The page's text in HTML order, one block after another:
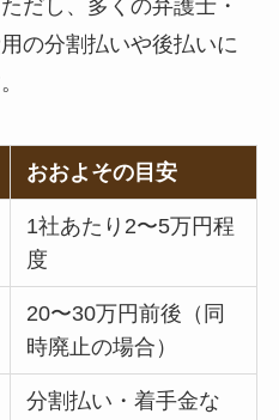
だし、多くの弁護士・
の分割払いや後払いに
おおよその目安
1社あたり2〜5万円程
度
20〜30万円前後（同
時廃止の場合）
分割払い・着手金な